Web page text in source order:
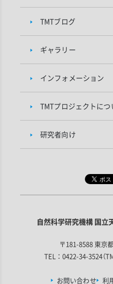
TMTブログ
ギャラリー
インフォメーション
TMTプロジェクトにつ
研究者向け
自然科学研究機構 国立
〒181-8588 東京
TEL：0422-34-3524（
お問い合わせ 利